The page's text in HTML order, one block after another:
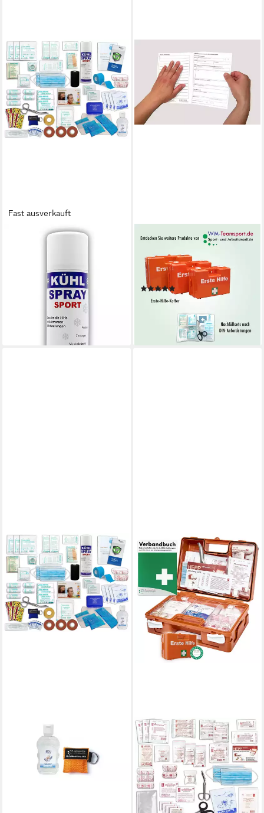
Fast ausverkauft
WM-TEAMSPORT
Behandlung von Sport-
Verletzungen
UVP99,90 €
lieferbar - in 2-3 Werktagen bei dir
WM-TEAMSPORT
Erste-Hilfe-Set Verbandbuch
Erste Hilfe - Heraustrennbare
Seiten (Grün)
3,99 € UVP 4,99 €
lieferbar - in 2-3 Werktagen bei dir